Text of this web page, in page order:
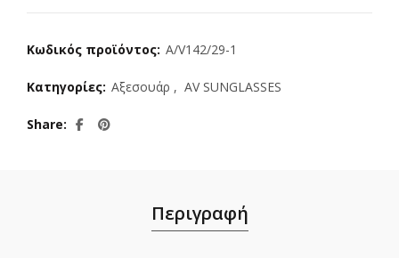
Κωδικός προϊόντος: A/V142/29-1
Κατηγορίες: Αξεσουάρ , AV SUNGLASSES
Share
Περιγραφή